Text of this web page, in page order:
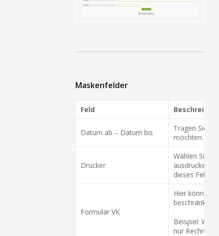
Maskenfelder
Feld
Datum ab – Datum bis
Tragen Sie
möchten.
Drucker
Wählen Sie
ausdrucken
dieses Feld
Formular VK
Hier können
beschränken.
Beispiel:
nur